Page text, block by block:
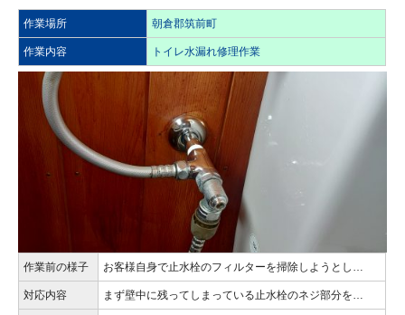
作業場所 朝倉郡筑前町
作業内容 トイレ水漏れ修理作業
作業前の様子 お客様自身で止水栓のフィルターを掃除しようとし…
対応内容 まず壁中に残ってしまっている止水栓のネジ部分を…